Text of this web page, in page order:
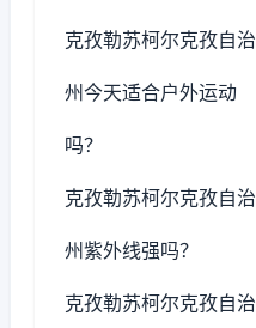
克孜勒苏柯尔克孜自治
州今天适合户外运动
吗？
克孜勒苏柯尔克孜自治
州紫外线强吗？
克孜勒苏柯尔克孜自治